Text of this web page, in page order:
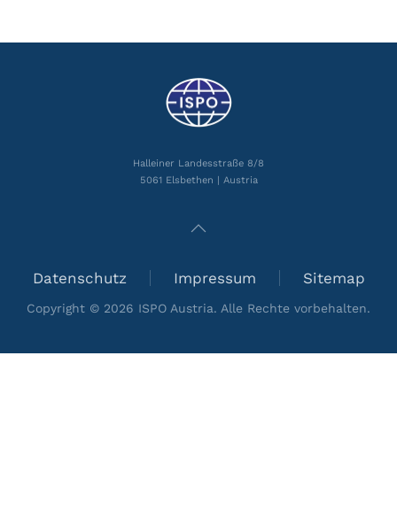
Halleiner Landesstraße 8/8
5061 Elsbethen | Austria
Datenschutz Impressum Sitemap
Copyright © 2026 ISPO Austria. Alle Rechte vorbehalten.